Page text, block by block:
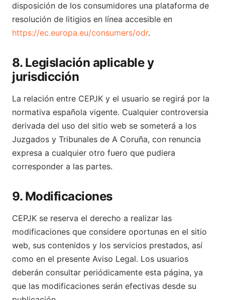
disposición de los consumidores una plataforma de
resolución de litigios en línea accesible en
https://ec.europa.eu/consumers/odr.
8. Legislación aplicable y
jurisdicción
La relación entre CEPJK y el usuario se regirá por la
normativa española vigente. Cualquier controversia
derivada del uso del sitio web se someterá a los
Juzgados y Tribunales de A Coruña, con renuncia
expresa a cualquier otro fuero que pudiera
corresponder a las partes.
9. Modificaciones
CEPJK se reserva el derecho a realizar las
modificaciones que considere oportunas en el sitio
web, sus contenidos y los servicios prestados, así
como en el presente Aviso Legal. Los usuarios
deberán consultar periódicamente esta página, ya
que las modificaciones serán efectivas desde su